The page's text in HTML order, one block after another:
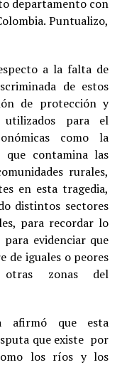
departamento con
Puntualizo,
a la falta de
de estos
de protección y
utilizados para el
como la
contamina las
rurales,
en esta tragedia,
distintos sectores
para recordar lo
evidenciar que
de iguales o peores
zonas del
afirmó que esta
que existe por
los ríos y los